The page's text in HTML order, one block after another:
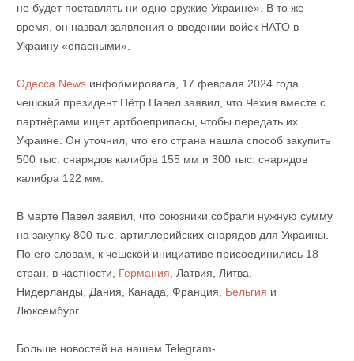
не будет поставлять ни одно оружие Украине». В то же
время, он назвал заявления о введении войск НАТО в
Украину «опасными».
Одесса Newsинформировала, 17 февраля 2024 года
чешский президент Пётр Павел заявил, что Чехия вместе с
партнёрами ищет артбоеприпасы, чтобы передать их
Украине. Он уточнил, что его страна нашла способ закупить
500 тыс. снарядов калибра 155 мм и 300 тыс. снарядов
калибра 122 мм.
В марте Павел заявил, что союзники собрали нужную сумму
на закупку 800 тыс. артиллерийских снарядов для Украины.
По его словам, к чешской инициативе присоединились 18
стран, в частности, Германия , Латвия, Литва,
Нидерланды
Дания, Канада, Франция, Бельгия и
Люксембург.
Больше новостей на нашем Telegram-